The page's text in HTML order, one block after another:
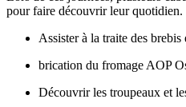
pour faire découvrir leur quotidien.
Assister à la traite des
brication du fromage AOP
Découvrir les troupeaux et